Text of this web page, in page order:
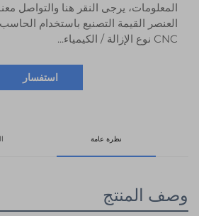
المعلومات، يرجى النقر هنا والتواصل
العنصر القيمة التصنيع باستخدام
CNC نوع الإزالة / الكيمياء...
استفسار
نظرة عامة
وصف المنتج